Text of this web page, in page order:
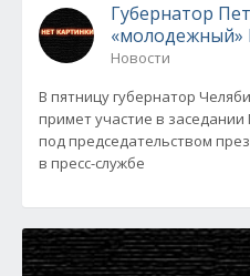
Губернатор
«молодежный»
Новости
В пятницу губернатор
примет участие в заседании
под председательством
в пресс-службе